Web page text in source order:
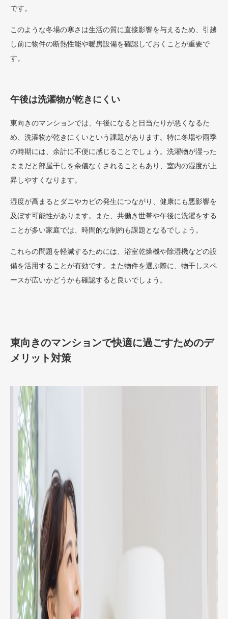
です。
このような冬場の寒さは生活の質に直接影響を与えるため、引越
し前に物件の断熱性能や暖房設備を確認しておくことが重要で
す。
午後は洗濯物が乾きにくい
東向きのマンションでは、午後になると日当たりが悪くなるた
め、洗濯物が乾きにくいという課題があります。特に冬場や雨季
の時期には、余計に不便に感じることでしょう。洗濯物が湿った
ままだと部屋干しを余儀なくされることもあり、室内の湿度が上
昇しやすくなります。
湿度が高まるとダニやカビの発生につながり、健康にも悪影響を
及ぼす可能性があります。また、共働き世帯や午後に洗濯をする
ことが多い家庭では、時間的な制約も課題となるでしょう。
これらの問題を軽減するためには、浴室乾燥機や除湿機などの設
備を活用することが有効です。また物件を選ぶ際に、物干しスペ
ースが広いかどうかも確認すると良いでしょう。
東向きのマンションで快適に過ごすためのデ
メリット対策